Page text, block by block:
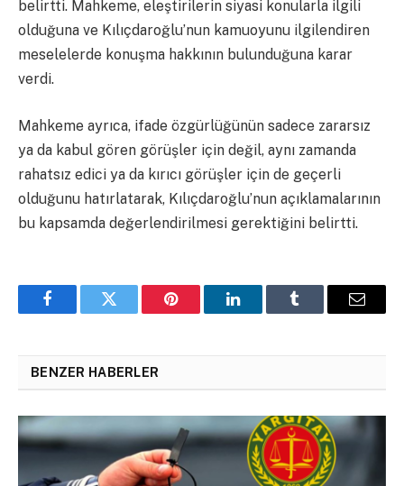
belirtti. Mahkeme, eleştirilerin siyasi konularla ilgili
olduğuna ve Kılıçdaroğlu’nun kamuoyunu ilgilendiren
meselelerde konuşma hakkının bulunduğuna karar
verdi.
Mahkeme ayrıca, ifade özgürlüğünün sadece zararsız
ya da kabul gören görüşler için değil, aynı zamanda
rahatsız edici ya da kırıcı görüşler için de geçerli
olduğunu hatırlatarak, Kılıçdaroğlu’nun açıklamalarının
bu kapsamda değerlendirilmesi gerektiğini belirtti.
FacebookTwitter Pinterest LinkedInTumblr Email
BENZER HABERLER